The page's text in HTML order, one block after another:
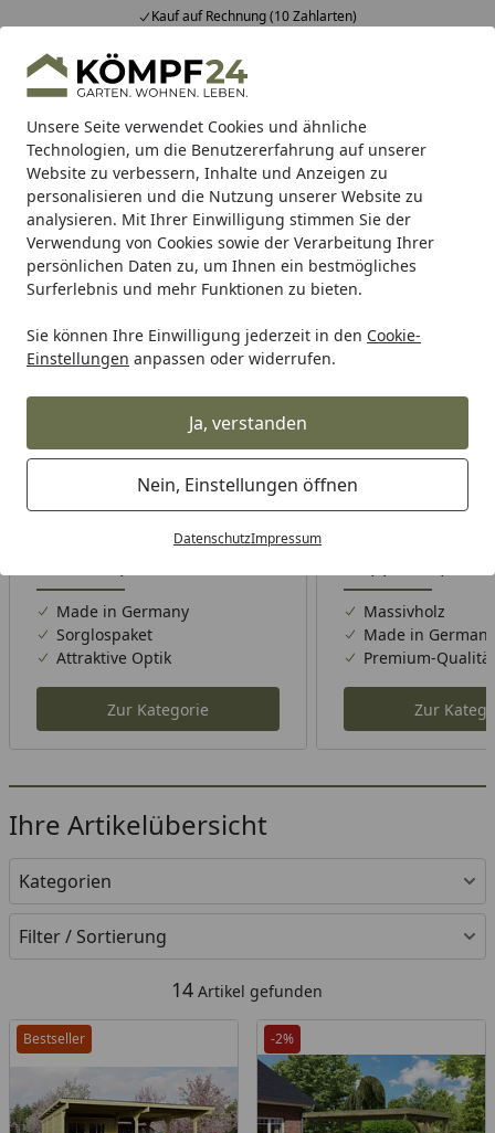
Unsere Seite verwendet Cookies und ähnliche
Technologien, um die Benutzererfahrung auf unserer
Website zu verbessern, Inhalte und Anzeigen zu
personalisieren und die Nutzung unserer Website zu
analysieren. Mit Ihrer Einwilligung stimmen Sie der
Verwendung von Cookies sowie der Verarbeitung Ihrer
persönlichen Daten zu, um Ihnen ein bestmögliches
Surferlebnis und mehr Funktionen zu bieten.
Sie können Ihre Einwilligung jederzeit in den Cookie-
Einstellungen anpassen oder widerrufen.
Ja, verstanden
Nein, Einstellungen öffnen
DatenschutzImpressum
Kauf auf Rechnung (10 Zahlarten)
Alle Produkte
Mein Konto
Suchen
Startseite
Karibu Carports
Karibu Carports
Wählen Sie Ihr Karibu Einzel- oder
Doppelcarport:
Made in Germany
Sorglospaket
Attraktive Optik
Zur Kategorie
Massivholz
Made in Germany
Premium-Qualität
Zur
Ihre Artikelübersicht
Kategorien
Filter / Sortierung
14 Artikel gefunden
Bestseller -2%